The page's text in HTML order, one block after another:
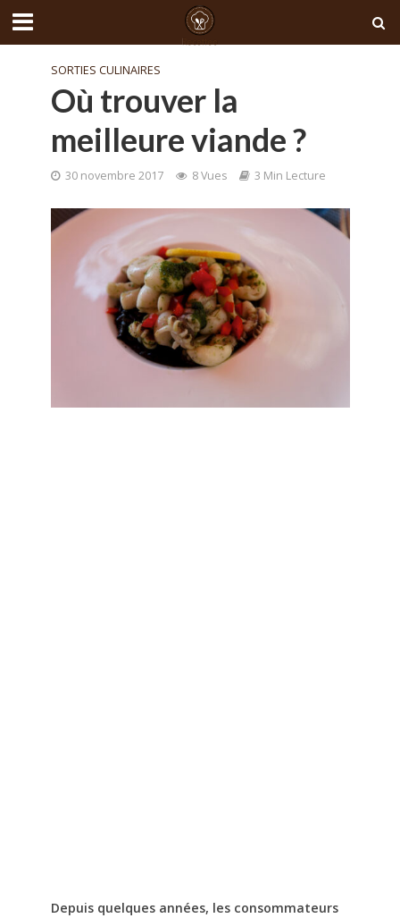
SORTIES CULINAIRES
Où trouver la
meilleure viande ?
30 novembre 2017 8 Vues 3 Min Lecture
Depuis quelques années, les consommateurs